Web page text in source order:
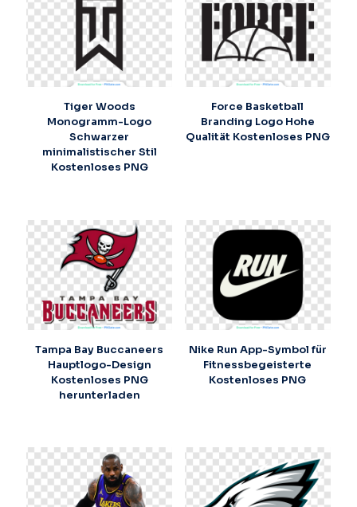
Tiger Woods
Monogramm-Logo
Schwarzer
minimalistischer Stil
Kostenloses PNG
Force Basketball
Branding Logo Hohe
Qualität Kostenloses PNG
Tampa Bay Buccaneers
Hauptlogo-Design
Kostenloses PNG
herunterladen
Nike Run App-Symbol für
Fitnessbegeisterte
Kostenloses PNG